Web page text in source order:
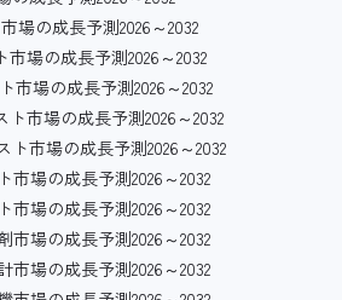
場の成長予測2026～2032
場の成長予測2026～2032
市場の成長予測2026～2032
市場の成長予測2026～2032
市場の成長予測2026～2032
場の成長予測2026～2032
場の成長予測2026～2032
場の成長予測2026～2032
場の成長予測2026～2032